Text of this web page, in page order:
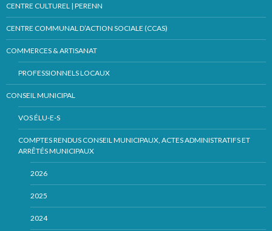
CENTRE CULTUREL | PERENN
CENTRE COMMUNAL D’ACTION SOCIALE (CCAS)
COMMERCES & ARTISANAT
PROFESSIONNELS LOCAUX
CONSEIL MUNICIPAL
VOS ÉLU-E-S
COMPTES RENDUS CONSEIL MUNICIPAUX, ACTES ADMINISTRATIFS ET
ARRÊTÉS MUNICIPAUX
2026
2025
2024